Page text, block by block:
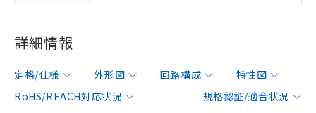
詳細情報
定格/仕様 外形図 回路構成
特性図
RoHS/REACH対応状況
規格認証/適合状況